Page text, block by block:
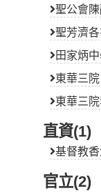
聖公會
聖芳濟
田家炳
東華三
東華三
直資(1)
基督教
官立(2)